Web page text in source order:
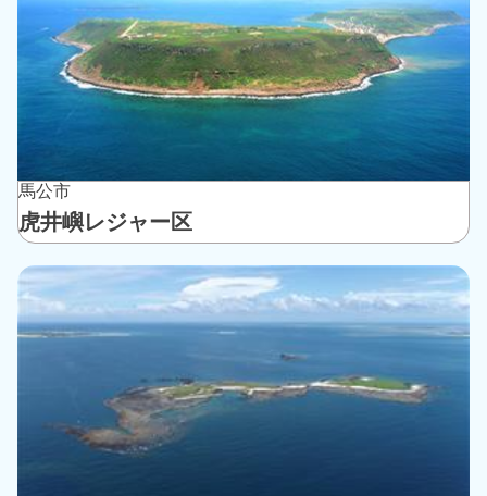
馬公市
虎井嶼レジャー区